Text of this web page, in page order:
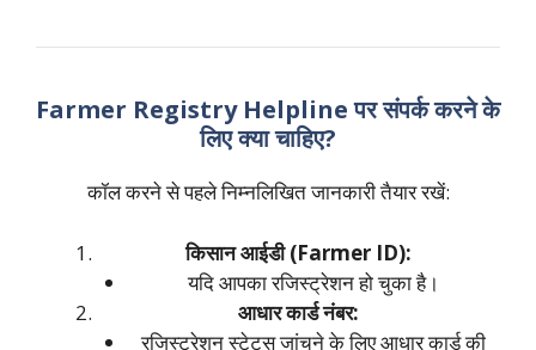
Farmer Registry Helpline पर संपर्क करने के
लिए क्या चाहिए?
कॉल करने से पहले निम्नलिखित जानकारी तैयार रखें:
किसान आईडी (Farmer ID):
यदि आपका रजिस्ट्रेशन हो चुका है।
आधार कार्ड नंबर:
रजिस्ट्रेशन स्टेटस जांचने के लिए आधार कार्ड की